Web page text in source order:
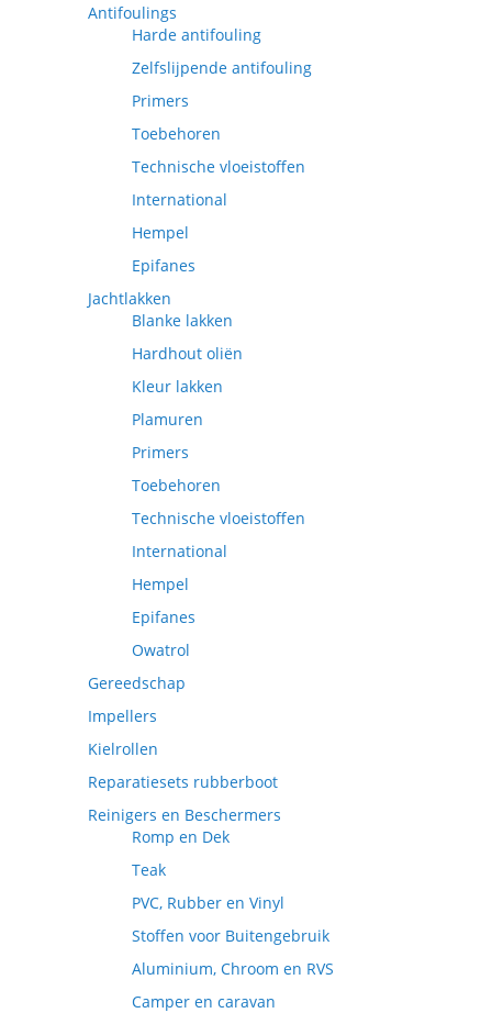
Antifoulings
Harde antifouling
Zelfslijpende antifouling
Primers
Toebehoren
Technische vloeistoffen
International
Hempel
Epifanes
Jachtlakken
Blanke lakken
Hardhout oliën
Kleur lakken
Plamuren
Primers
Toebehoren
Technische vloeistoffen
International
Hempel
Epifanes
Owatrol
Gereedschap
Impellers
Kielrollen
Reparatiesets rubberboot
Reinigers en Beschermers
Romp en Dek
Teak
PVC, Rubber en Vinyl
Stoffen voor Buitengebruik
Aluminium, Chroom en RVS
Camper en caravan